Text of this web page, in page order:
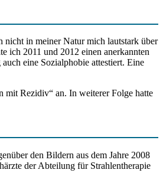
nicht in meiner Natur mich lautstark über
ich 2011 und 2012 einen anerkannten
eine Sozialphobie attestiert. Eine
mit Rezidiv“ an. In weiterer Folge hatte
den Bildern aus dem Jahre 2008
der Abteilung für Strahlentherapie